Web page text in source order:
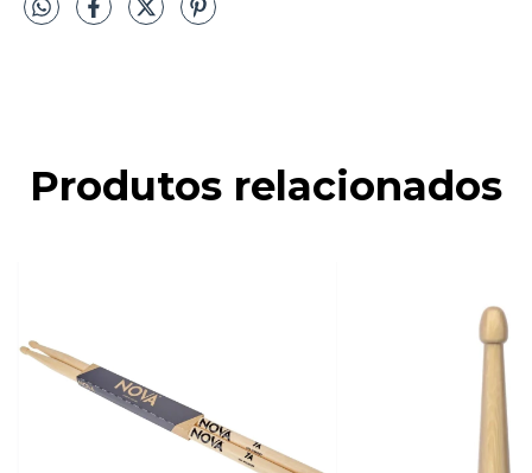
Produtos relacionados